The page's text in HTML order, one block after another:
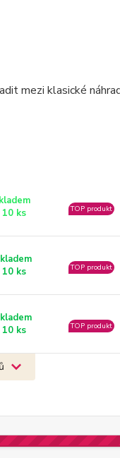
mezi klasické
10 ks
TOP produkt
10 ks
TOP produkt
10 ks
TOP produkt